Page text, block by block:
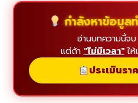
กำลังหาข้อมูล
อ่านบทความนี้จบ
แต่ถ้า "ไม่มีเวลา"ให้
ประเมินร